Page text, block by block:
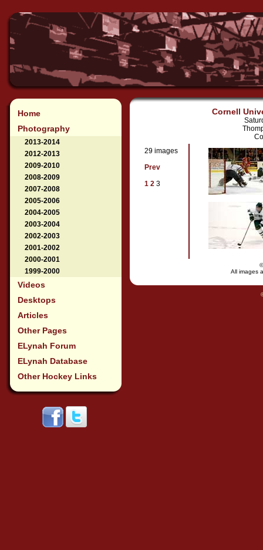
Home
Photography
2013-2014
2012-2013
2009-2010
2008-2009
2007-2008
2005-2006
2004-2005
2003-2004
2002-2003
2001-2002
2000-2001
1999-2000
Videos
Desktops
Articles
Other Pages
ELynah Forum
ELynah Database
Other Hockey Links
Cornell
29 images
Prev
1 2 3
All images